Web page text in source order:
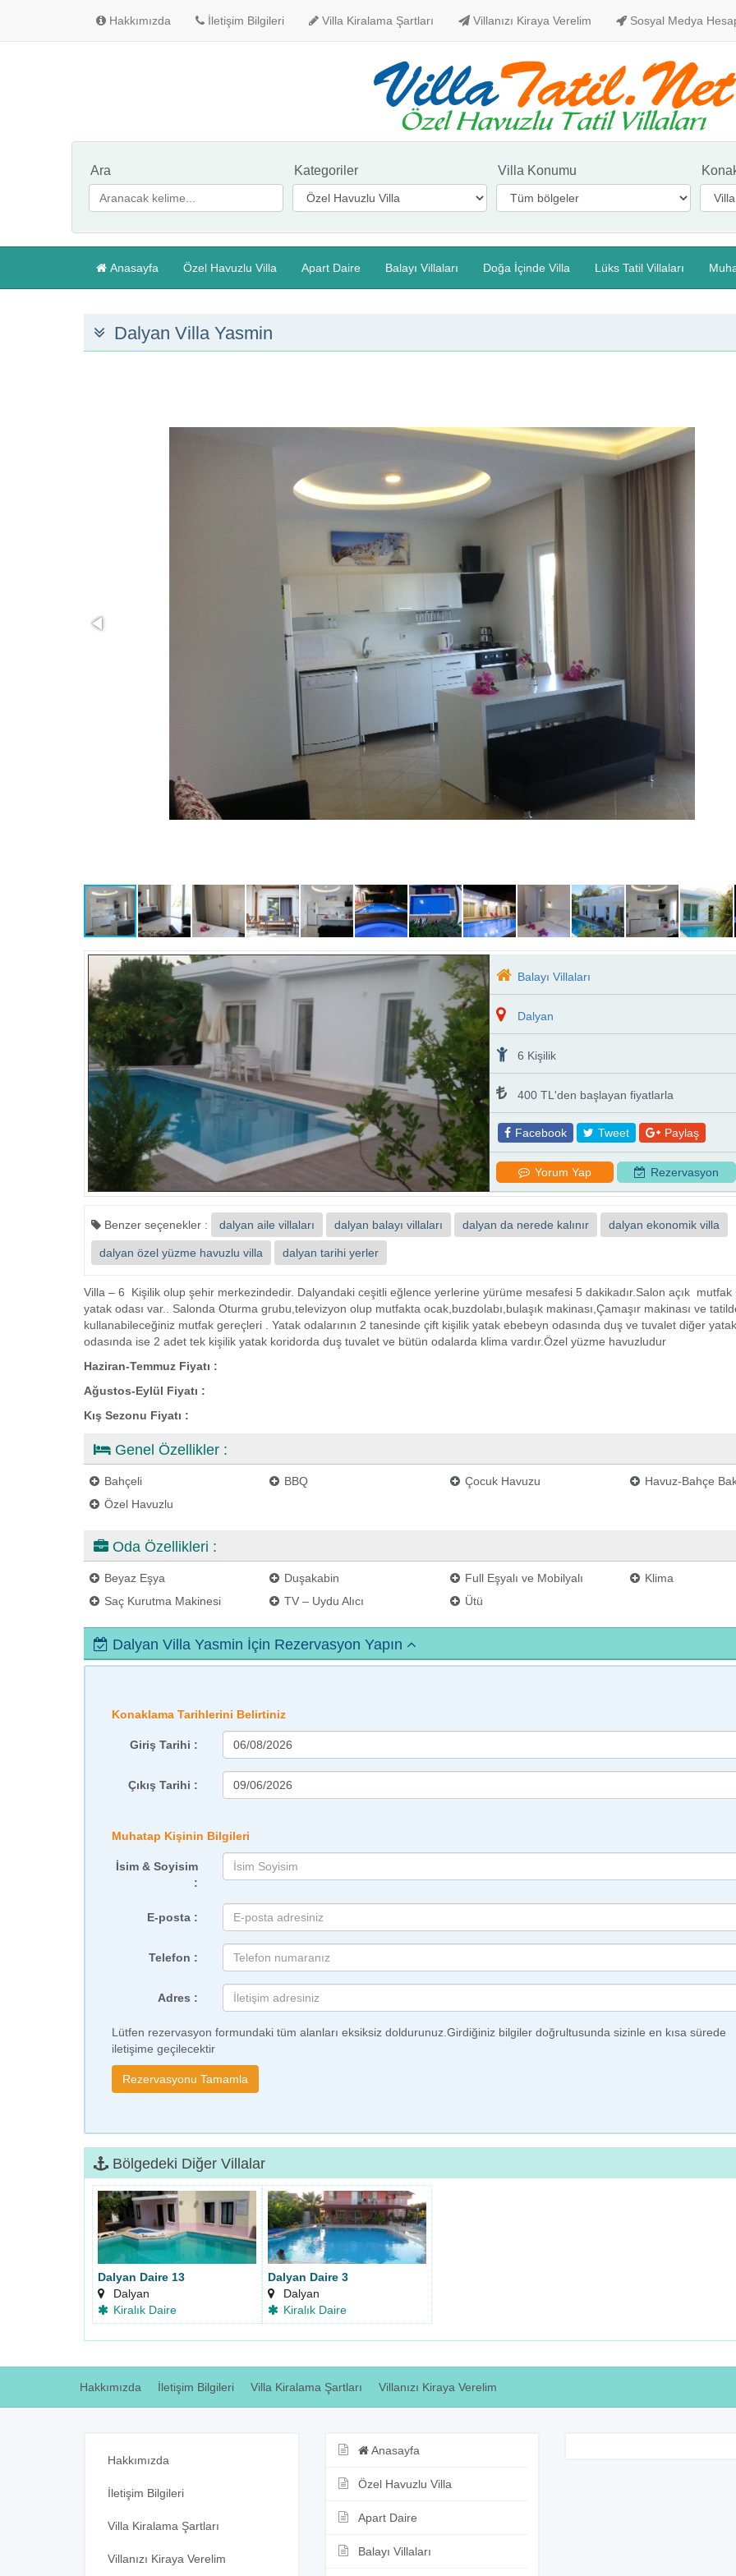
Hakkımızda İletişim Bilgileri Villa Kiralama Şartları Villanızı Kiraya Verelim Sosyal Medya
Ara Kategoriler Villa Konumu
Anasayfa Özel Havuzlu Villa Apart Daire Balayı Villaları Doğa İçinde Villa Lüks Tatil Villaları
Dalyan Villa Yasmin
Balayı Villaları
Lüks Tatil Villaları
Muhafazakar Villa
Dalyan
6 Kişilik
400 TL'den başlayan fiyatlarla
Facebook Tweet Paylaş
Yorum Yap Rezervasyon
Benzer seçenekler : dalyan aile villaları dalyan balayı villaları dalyan da nerede kalınır dalyan ekonomik villa
dalyan özel yüzme havuzlu villa dalyan tarihi yerler
Villa – 6 Kişilik olup şehir merkezindedir. Dalyandaki ceşitli eğlence yerlerine yürüme mesafesi 5 dakikadır.Salon açık mutfak
yatak odası var.. Salonda Oturma grubu,televizyon olup mutfakta ocak,buzdolabı,bulaşık makinası,Çamaşır makinası ve
kullanabileceğiniz mutfak gereçleri . Yatak odalarının 2 tanesinde çift kişilik yatak ebebeyn odasında duş ve tuvalet diğer yatak
odasında ise 2 adet tek kişilik yatak koridorda duş tuvalet ve bütün odalarda klima vardır.Özel yüzme havuzludur
Haziran-Temmuz Fiyatı :
Ağustos-Eylül Fiyatı :
Kış Sezonu Fiyatı :
Genel Özellikler :
Bahçeli BBQ Çocuk Havuzu
Havuz-Bahçe
Özel Havuzlu
Oda Özellikleri :
Beyaz Eşya Duşakabin Full Eşyalı ve Mobilyalı
Klima
Saç Kurutma Makinesi
TV – Uydu Alıcı Ütü
Dalyan Villa Yasmin İçin Rezervasyon Yapın
Konaklama Tarihlerini Belirtiniz
Giriş Tarihi :
Çıkış Tarihi :
Muhatap Kişinin Bilgileri
İsim & Soyisim
:
E-posta :
Telefon :
Adres :
Lütfen rezervasyon formundaki tüm alanları eksiksiz doldurunuz.Girdiğiniz bilgiler doğrultusunda sizinle en kısa sürede
iletişime geçilecektir
Bölgedeki Diğer Villalar
Dalyan Daire 13
Dalyan
Kiralık Daire
Dalyan Daire 3
Dalyan
Kiralık Daire
Hakkımızda İletişim Bilgileri Villa Kiralama Şartları Villanızı Kiraya Verelim
Hakkımızda
İletişim Bilgileri
Villa Kiralama Şartları
Villanızı Kiraya Verelim
Anasayfa
Özel Havuzlu Villa
Apart Daire
Balayı Villaları